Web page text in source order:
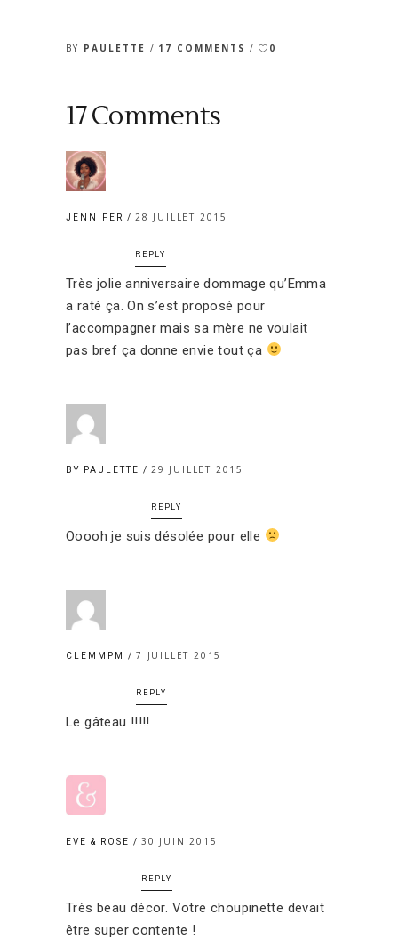
BY PAULETTE 17 COMMENTS 0
17 Comments
JENNIFER 28 JUILLET 2015
REPLY
Très jolie anniversaire dommage qu’Emma
a raté ça. On s’est proposé pour
l’accompagner mais sa mère ne voulait
pas bref ça donne envie tout ça
BY PAULETTE 29 JUILLET 2015
REPLY
Ooooh je suis désolée pour elle
CLEMMPM 7 JUILLET 2015
REPLY
Le gâteau !!!!!
EVE & ROSE 30 JUIN 2015
REPLY
Très beau décor. Votre choupinette devait
être super contente !